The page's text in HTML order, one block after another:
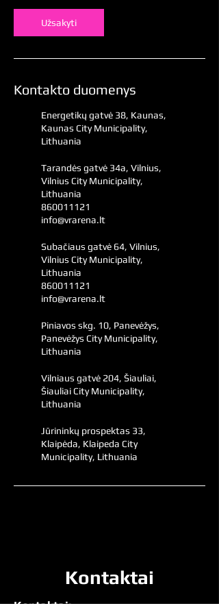
Užsakyti
Kontakto duomenys
Energetikų gatvė 38, Kaunas,
Kaunas City Municipality,
Lithuania
Tarandės gatvė 34a, Vilnius,
Vilnius City Municipality,
Lithuania
860011121
info@vrarena.lt
Subačiaus gatvė 64, Vilnius,
Vilnius City Municipality,
Lithuania
860011121
info@vrarena.lt
Piniavos skg. 10, Panevėžys,
Panevėžys City Municipality,
Lithuania
Vilniaus gatvė 204, Šiauliai,
Šiauliai City Municipality,
Lithuania
Jūrininkų prospektas 33,
Klaipėda, Klaipeda City
Municipality, Lithuania
Kontaktai
Kontaktai: